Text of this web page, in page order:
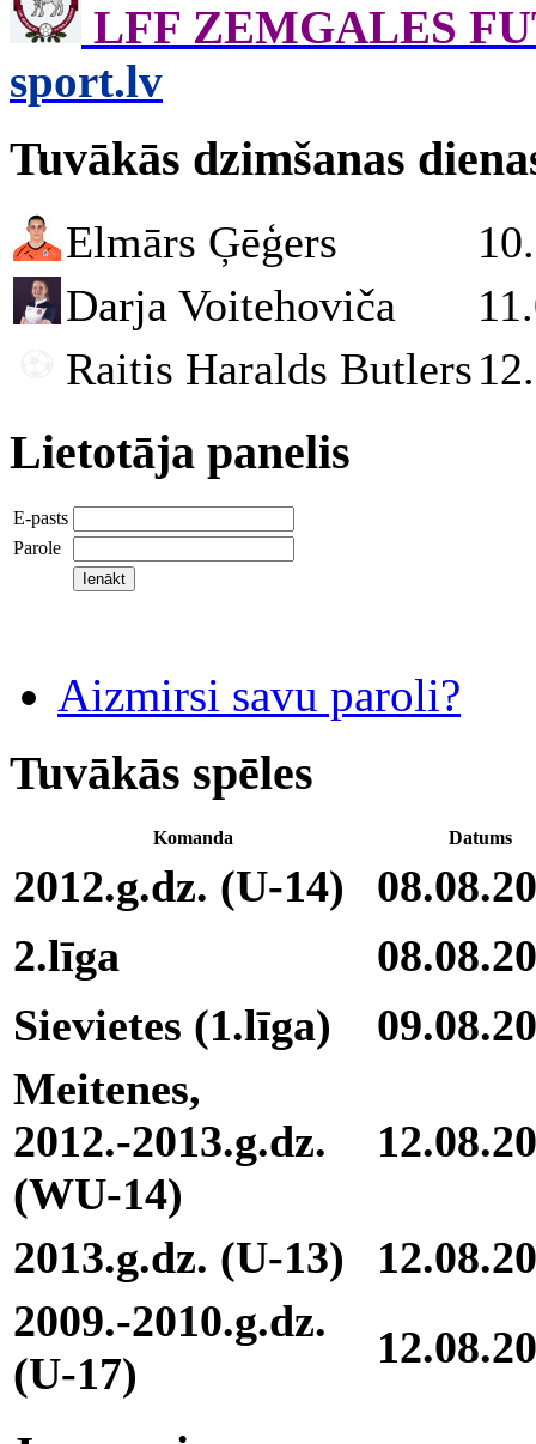
LFF ZEMGALES
sport.lv
Tuvākās dzimšanas
Elmārs Ģēģers
Darja Voitehoviča
Raitis Haralds Butlers
Lietotāja panelis
E-pasts
Parole
Aizmirsi savu paroli?
Tuvākās spēles
Komanda Datums
2012.g.dz. (U-14)
2.līga
Sievietes (1.līga)
Meitenes,
2012.-2013.g.dz.
(WU-14)
2013.g.dz. (U-13)
2009.-2010.g.dz.
(U-17)